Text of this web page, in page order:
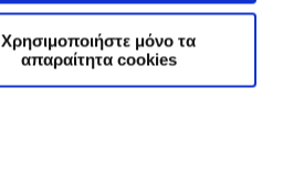
Χρησιμοποιήστε μόνο τα
απαραίτητα cookies